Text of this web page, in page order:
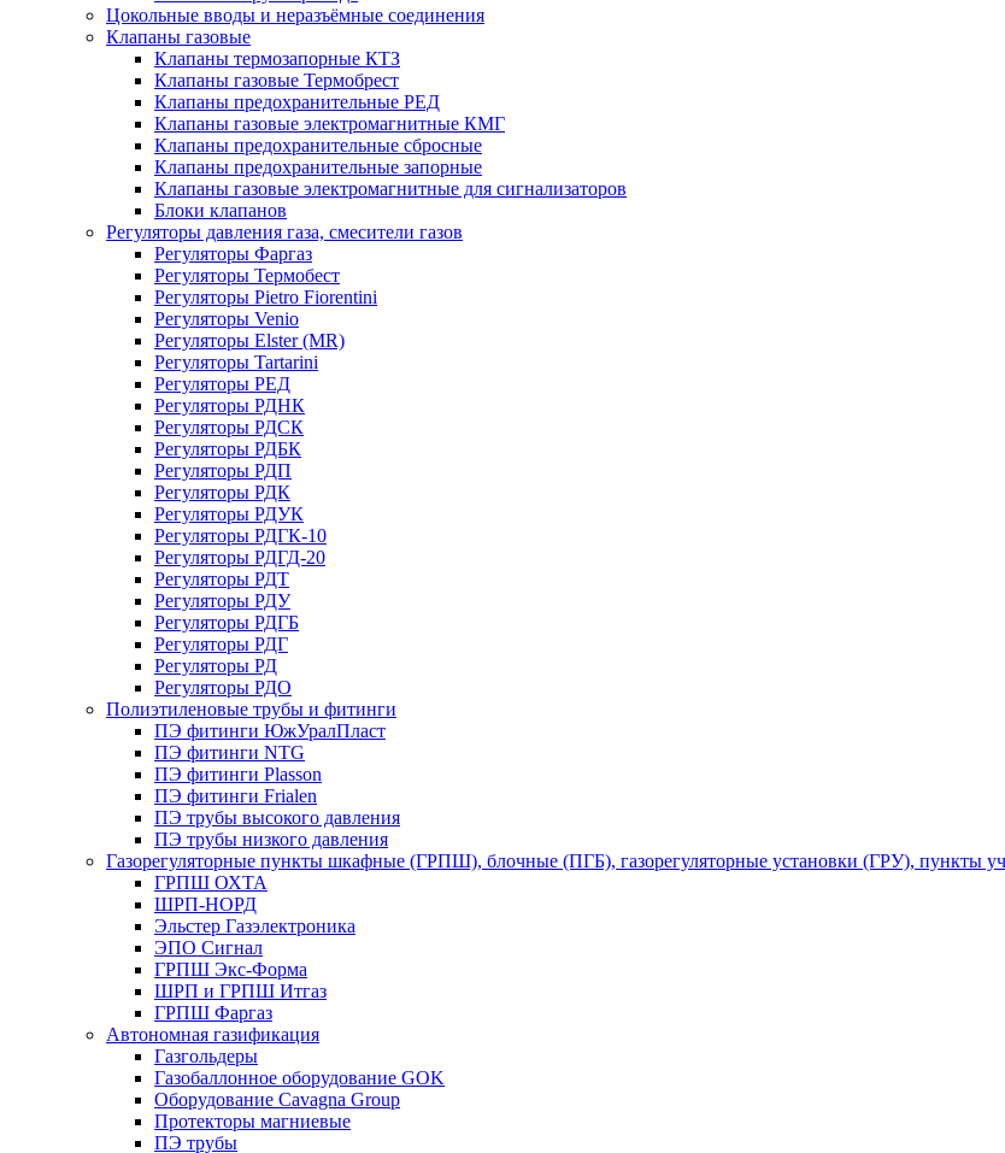
Цокольные вводы и неразъёмные соединения
Клапаны газовые
Клапаны термозапорные КТЗ
Клапаны газовые Термобрест
Клапаны предохранительные РЕД
Клапаны газовые электромагнитные КМГ
Клапаны предохранительные сбросные
Клапаны предохранительные запорные
Клапаны газовые электромагнитные для сигнализаторов
Блоки клапанов
Регуляторы давления газа, смесители газов
Регуляторы Фаргаз
Регуляторы Термобест
Регуляторы Pietro Fiorentini
Регуляторы Venio
Регуляторы Elster (MR)
Регуляторы Tartarini
Регуляторы РЕД
Регуляторы РДНК
Регуляторы РДСК
Регуляторы РДБК
Регуляторы РДП
Регуляторы РДК
Регуляторы РДУК
Регуляторы РДГК-10
Регуляторы РДГД-20
Регуляторы РДТ
Регуляторы РДУ
Регуляторы РДГБ
Регуляторы РДГ
Регуляторы РД
Регуляторы РДО
Полиэтиленовые трубы и фитинги
ПЭ фитинги ЮжУралПласт
ПЭ фитинги NTG
ПЭ фитинги Plasson
ПЭ фитинги Frialen
ПЭ трубы высокого давления
ПЭ трубы низкого давления
Газорегуляторные пункты шкафные (ГРПШ), блочные (ПГБ), газорегуляторные установки (ГРУ), пункты
ГРПШ ОХТА
ШРП-НОРД
Эльстер Газэлектроника
ЭПО Сигнал
ГРПШ Экс-Форма
ШРП и ГРПШ Итгаз
ГРПШ Фаргаз
Автономная газификация
Газгольдеры
Газобаллонное оборудование GOK
Оборудование Cavagna Group
Протекторы магниевые
ПЭ трубы